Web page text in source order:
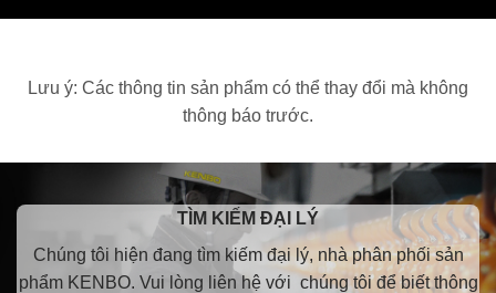
Lưu ý: Các thông tin sản phẩm có thể thay đổi mà không
thông báo trước.
TÌM KIẾM ĐẠI LÝ
Chúng tôi hiện đang tìm kiếm đại lý, nhà phân phối sản
phẩm KENBO. Vui lòng liên hệ với chúng tôi để biết thông